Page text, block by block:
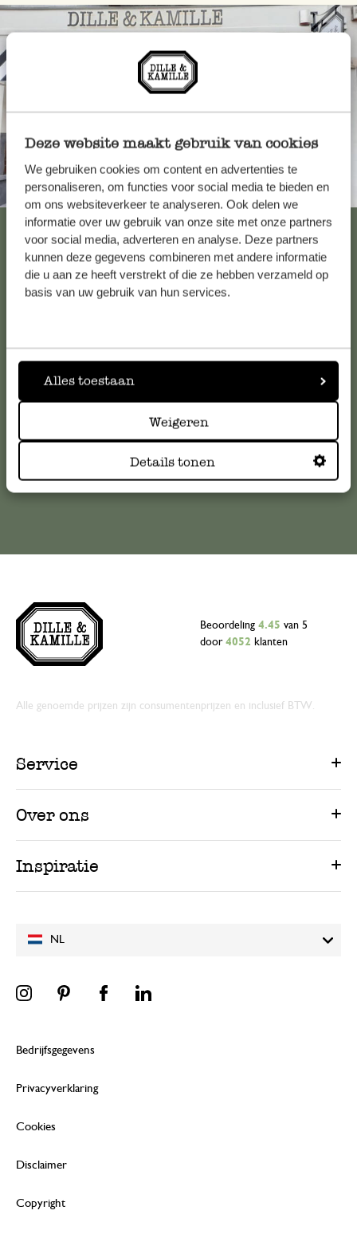
Deze website maakt gebruik van cookies
We gebruiken cookies om content en advertenties te
personaliseren, om functies voor social media te bieden en
om ons websiteverkeer te analyseren. Ook delen we
informatie over uw gebruik van onze site met onze partners
voor social media, adverteren en analyse. Deze partners
kunnen deze gegevens combineren met andere informatie
die u aan ze heeft verstrekt of die ze hebben verzameld op
basis van uw gebruik van hun services.
Alles toestaan
Weigeren
Details tonen
Altijd in de buurt
Bekijk alle 62 winkels
Klantenservice
meestgestelde vragen
klantenservice@dille-kamille.com
Online Klantenservice
NL
Beoordeling 4.45 van 5
door 4052 klanten
Alle genoemde prijzen zijn consumentenprijzen en inclusief BTW.
Service
Over ons
Inspiratie
Bedrijfsgegevens
Privacyverklaring
Cookies
Disclaimer
Copyright